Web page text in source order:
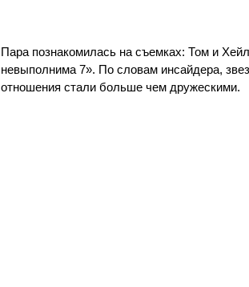
Пара познакомилась на съемках: Том и
невыполнима 7». По словам инсайдера,
отношения стали больше чем дружескими.